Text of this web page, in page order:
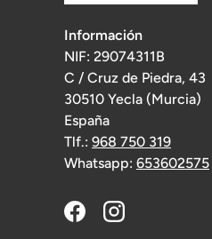
Información
NIF: 29074311B
C / Cruz de Piedra, 43
30510 Yecla (Murcia)
España
Tlf.: 968 750 319
Whatsapp: 653602575
FacebookInstagram